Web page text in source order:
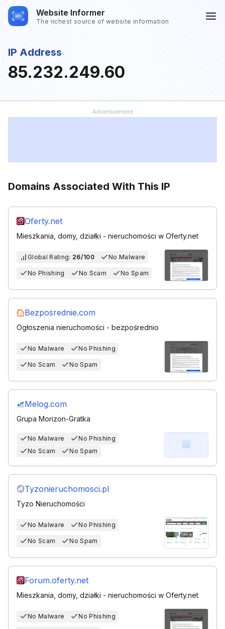
Website Informer
The richest source of website information
IP Address
85.232.249.60
Domains Associated With This IP
Oferty.net
Mieszkania, domy, działki - nieruchomości w Oferty.net
Global Rating: 26/100 No Malware
No Phishing No Scam No Spam
Bezposrednie.com
Ogłoszenia nieruchomości - bezpośrednio
No Malware No Phishing
No Scam No Spam
Melog.com
Grupa Morizon-Gratka
No Malware
No Phishing
No Scam
No Spam
Tyzonieruchomosci.pl
Tyzo Nieruchomości
No Malware No Phishing
No Scam No Spam
Forum.oferty.net
Mieszkania, domy, działki - nieruchomości w Oferty.net
No Malware No Phishing